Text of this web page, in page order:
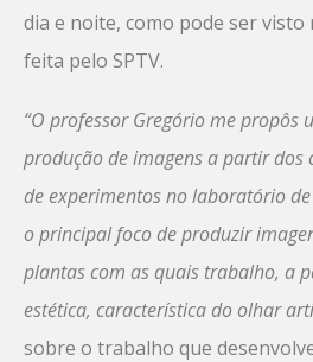
dia e noite, como pode ser
feita pelo SPTV.
“O professor Gregório me propôs
produção de imagens a partir dos
de experimentos no laboratório
o principal foco de produzir
plantas com as quais trabalho, a
estética, característica do olhar
sobre o trabalho que